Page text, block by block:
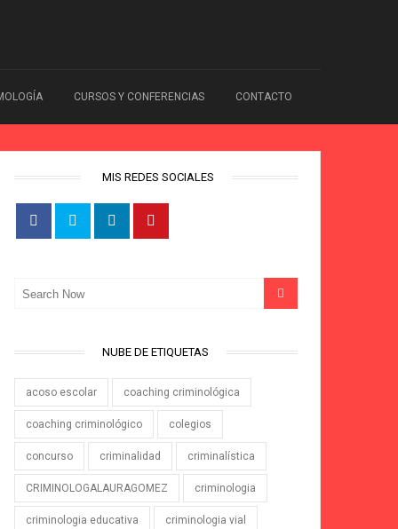
CURSOS Y CONFERENCIAS CONTACTO
MIS REDES SOCIALES
NUBE DE ETIQUETAS
acoso escolar coaching criminológica
coaching criminológico colegios
concurso criminalidad criminalística
CRIMINOLOGALAURAGOMEZ criminologia
criminologia educativa criminologia vial